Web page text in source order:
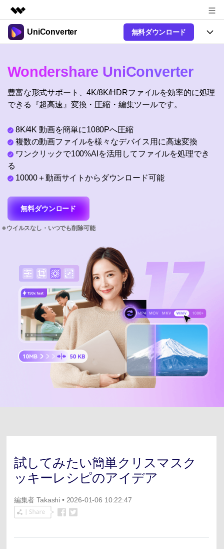
製品
ユーティリティ
概要
ソリューション
プラン＆価格
サポート
UniConverter 無料ダウンロード
UniConverter-動画変換ソフト
UniConverter Windows版
音声をテキストに
確かつ便利にテキストに変換
New
【簡単】複数の動画ファイルを
Hot
オンラインツール
オンライン動画圧縮ツール
動画・画像の無料圧縮
オンライン動画変換ツール
動画・音声・画像の無料変換
Hot
Ver17へアップグレード
使い方&コツ
操作ガイド
動画関連のコツ
特集ページ
サポート
サポートセンター
バージョン履歴
search
Wondershare UniConverter
豊富な形式サポート、4K/8K/HDRファイルを効率的に処理
できる『超高速』変換・圧縮・編集ツールです。
8K/4K 動画を簡単に1080Pへ圧縮
複数の動画ファイルを様々なデバイス用に高速変換
ワンクリックで100%AIを活用してファイルを処理でき
る
10000＋動画サイトからダウンロード可能
無料ダウンロード
試してみたい簡単クリスマスク
ッキーレシピのアイデア
編集者 Takashi • 2026-01-06 10:22:47